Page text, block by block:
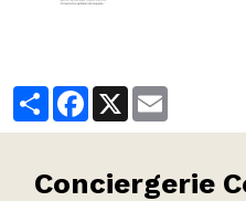
PartagerFacebook
X
Conciergerie